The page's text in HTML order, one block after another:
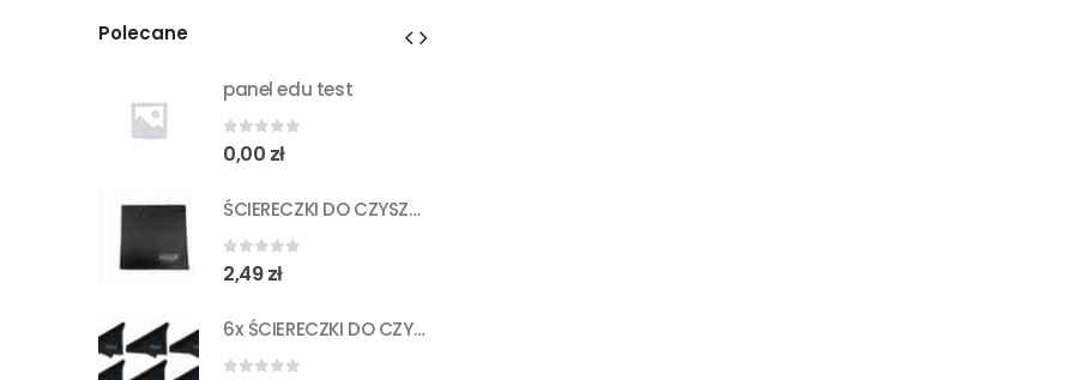
Polecane
panel edu test
0 out of 5
0,00 zł
ŚCIERECZKI DO CZYSZCZENIA OKULARÓW CZARNE
0 out of 5
2,49zł
6x ŚCIERECZKI DO CZYSZCZENIA OKULARÓW CZARNE